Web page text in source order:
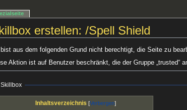
erstellen: /Spell Shield
bist aus dem folgenden Grund nicht berechtigt, die Seite zu
Aktion ist auf Benutzer beschränkt, die der Gruppe „trusted“
Skillbox
Inhaltsverzeichnis